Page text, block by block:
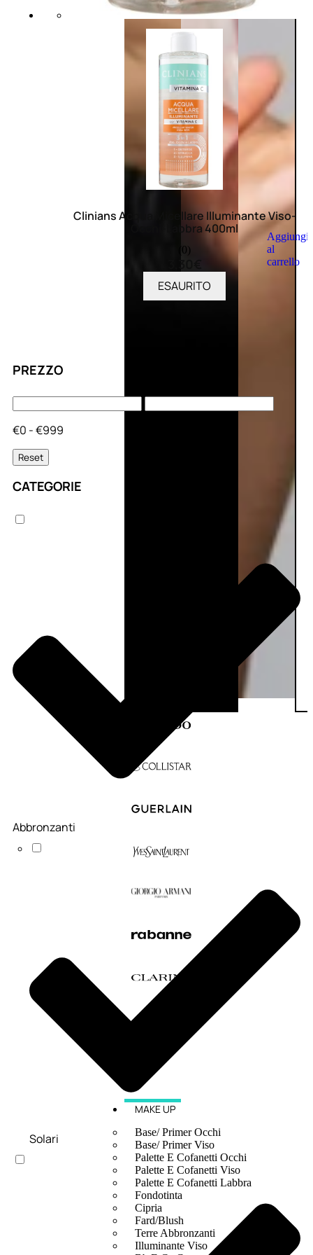
Aggiungi
al
carrello
MAKE UP
Base/ Primer Occhi
Base/ Primer Viso
Palette E Cofanetti Occhi
Palette E Cofanetti Viso
Palette E Cofanetti Labbra
Fondotinta
Cipria
Fard/Blush
Terre Abbronzanti
Illuminante Viso
PREZZO
€0 - €999
Reset
CATEGORIE
Abbronzanti
Solari
Clinians Acqua Micellare Illuminante Viso-
Occhi-Labbra 400ml
(0)
ESAURITO